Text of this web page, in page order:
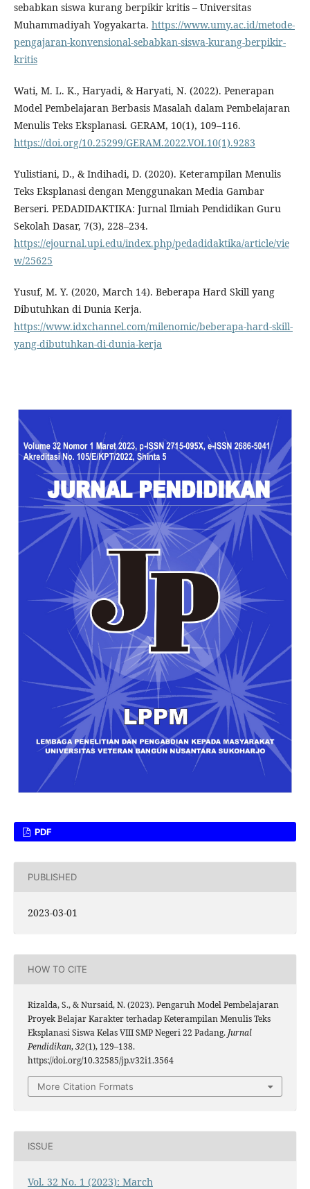
sebabkan siswa kurang berpikir kritis – Universitas
Muhammadiyah Yogyakarta. https://www.umy.ac.id/metode-
pengajaran-konvensional-sebabkan-siswa-kurang-berpikir-
kritis
Wati, M. L. K., Haryadi, & Haryati, N. (2022). Penerapan
Model Pembelajaran Berbasis Masalah dalam Pembelajaran
Menulis Teks Eksplanasi. GERAM, 10(1), 109–116.
https://doi.org/10.25299/GERAM.2022.VOL10(1).9283
Yulistiani, D., & Indihadi, D. (2020). Keterampilan Menulis
Teks Eksplanasi dengan Menggunakan Media Gambar
Berseri. PEDADIDAKTIKA: Jurnal Ilmiah Pendidikan Guru
Sekolah Dasar, 7(3), 228–234.
https://ejournal.upi.edu/index.php/pedadidaktika/article/vie
w/25625
Yusuf, M. Y. (2020, March 14). Beberapa Hard Skill yang
Dibutuhkan di Dunia Kerja.
https://www.idxchannel.com/milenomic/beberapa-hard-skill-
yang-dibutuhkan-di-dunia-kerja
PDF
PUBLISHED
2023-03-01
HOW TO CITE
Rizalda, S., & Nursaid, N. (2023). Pengaruh Model Pembelajaran
Proyek Belajar Karakter terhadap Keterampilan Menulis Teks
Eksplanasi Siswa Kelas VIII SMP Negeri 22 Padang. Jurnal
Pendidikan,32(1), 129–138.
https://doi.org/10.32585/jp.v32i1.3564
More Citation Formats
ISSUE
Vol. 32 No. 1 (2023): March